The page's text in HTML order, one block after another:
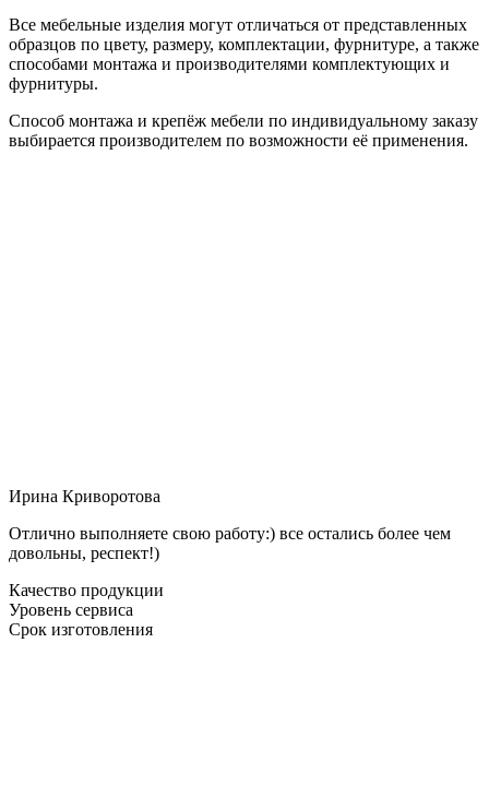
Все мебельные изделия могут отличаться от представленных
образцов по цвету, размеру, комплектации, фурнитуре, а также
способами монтажа и производителями комплектующих и
фурнитуры.
Способ монтажа и крепёж мебели по индивидуальному заказу
выбирается производителем по возможности её применения.
Ирина Криворотова
Отлично выполняете свою работу:) все остались более чем
довольны, респект!)
Качество продукции
Уровень сервиса
Срок изготовления